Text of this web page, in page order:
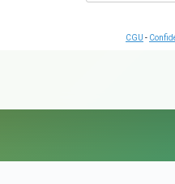
CGU -